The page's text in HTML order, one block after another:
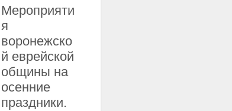
Мероприяти
я
воронежско
й еврейской
общины на
осенние
праздники.